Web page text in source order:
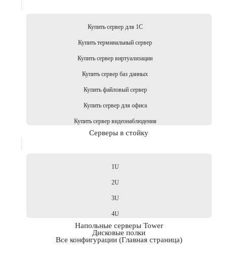
Купить сервер для 1С
Купить терминальный сервер
Купить сервер виртуализации
Купить сервер баз данных
Купить файловый сервер
Купить сервер для офиса
Купить сервер видеонаблюдения
Серверы в стойку
1U
2U
3U
4U
Напольные серверы Tower
Дисковые полки
Все конфигурации (Главная страница)